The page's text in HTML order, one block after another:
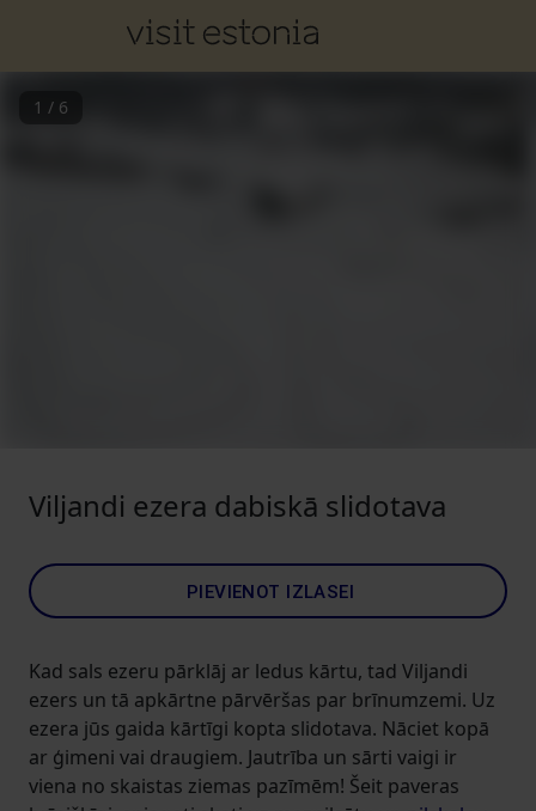
1 / 6
Viljandi ezera dabiskā slidotava
PIEVIENOT IZLASEI
Kad sals ezeru pārklāj ar ledus kārtu, tad Viljandi
ezers un tā apkārtne pārvēršas par brīnumzemi. Uz
ezera jūs gaida kārtīgi kopta slidotava. Nāciet kopā
ar ģimeni vai draugiem. Jautrība un sārti vaigi ir
viena no skaistas ziemas pazīmēm! Šeit paveras